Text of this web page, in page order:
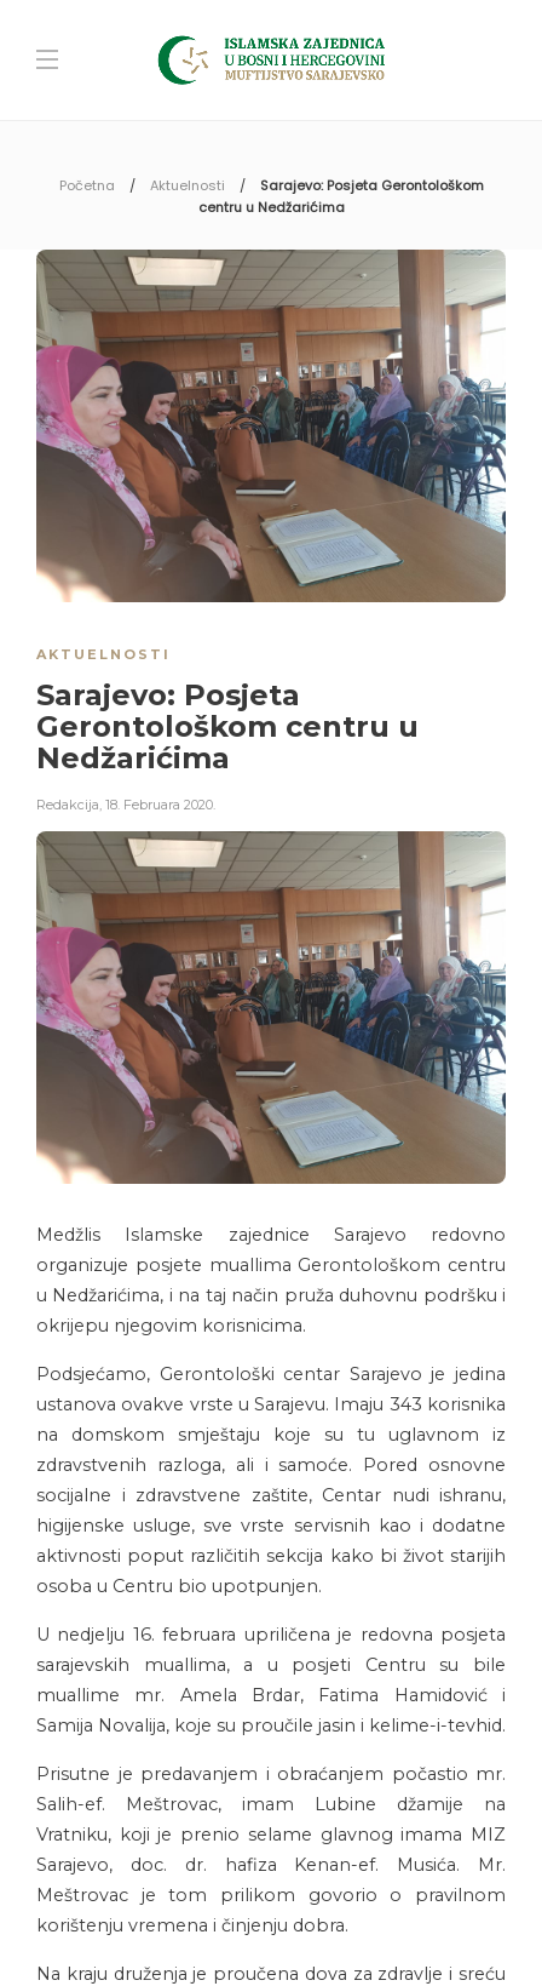
Početna Aktuelnosti
Sarajevo: Posjeta Gerontološkom
centru u Nedžarićima
AKTUELNOSTI
Sarajevo: Posjeta
Gerontološkom centru u
Nedžarićima
Redakcija, 18. Februara 2020.
Medžlis Islamske zajednice Sarajevo redovno
organizuje posjete muallima Gerontološkom centru
u Nedžarićima, i na taj način pruža duhovnu podršku i
okrijepu njegovim korisnicima.
Podsjećamo, Gerontološki centar Sarajevo je jedina
ustanova ovakve vrste u Sarajevu. Imaju 343 korisnika
na domskom smještaju koje su tu uglavnom iz
zdravstvenih razloga, ali i samoće. Pored osnovne
socijalne i zdravstvene zaštite, Centar nudi ishranu,
higijenske usluge, sve vrste servisnih kao i dodatne
aktivnosti poput različitih sekcija kako bi život starijih
osoba u Centru bio upotpunjen.
U nedjelju 16. februara upriličena je redovna posjeta
sarajevskih muallima, a u posjeti Centru su bile
muallime mr. Amela Brdar, Fatima Hamidović i
Samija Novalija, koje su proučile jasin i kelime-i-tevhid.
Prisutne je predavanjem i obraćanjem počastio mr.
Salih-ef. Meštrovac, imam Lubine džamije na
Vratniku, koji je prenio selame glavnog imama MIZ
Sarajevo, doc. dr. hafiza Kenan-ef. Musića. Mr.
Meštrovac je tom prilikom govorio o pravilnom
korištenju vremena i činjenju dobra.
Na kraju druženja je proučena dova za zdravlje i sreću